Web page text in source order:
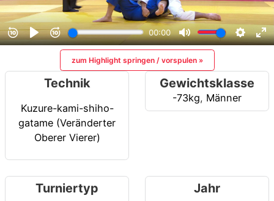
zum Highlight springen / vorspulen »
Technik
Kuzure-kami-shiho-
gatame (Veränderter
Oberer Vierer)
Gewichtsklasse
-73kg, Männer
Turniertyp Jahr